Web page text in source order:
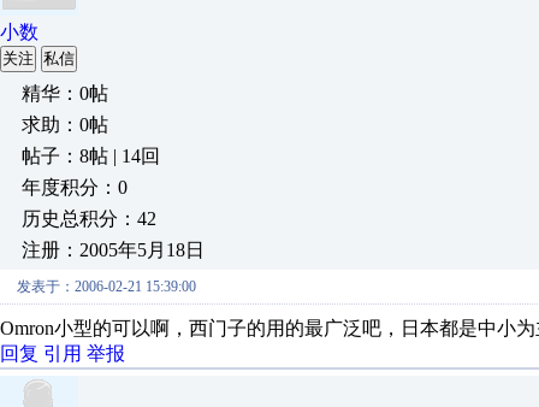
小数
关注 私信
精华：0帖
求助：0帖
帖子：8帖 | 14回
年度积分：0
历史总积分：42
注册：2005年5月18日
发表于：2006-02-21 15:39:00
Omron小型的可以啊，西门子的用的最广泛吧，日本都是中小
回复 引用 举报